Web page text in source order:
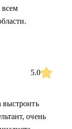
всем
5.0
выстроить
очень